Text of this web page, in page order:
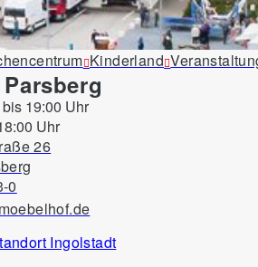
Kinderland
bis 19:00 Uhr
Uhr
26
0